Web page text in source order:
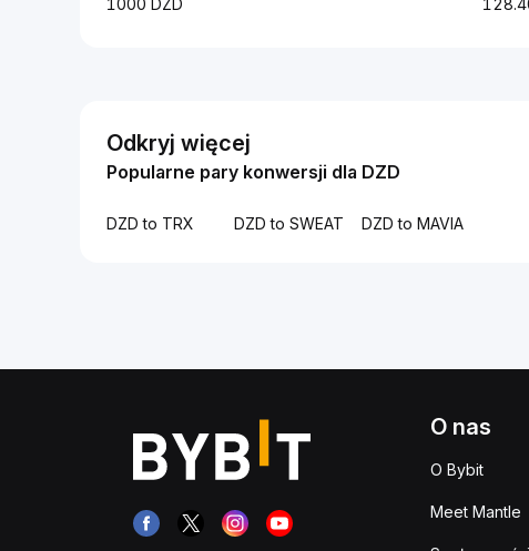
1000 DZD
Odkryj więcej
Popularne pary konwersji dla DZD
DZD to TRX DZD to SWEAT DZD to MAVIA
O nas
O Bybit
Meet Mantle